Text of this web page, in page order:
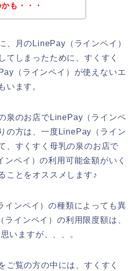
も・・・
、月のLinePay（ラインペイ）
てしまったために、すくすく
（ラインペイ）が使えないエ
います。
泉のお店でLinePay（ラインペ
の方は、一度LinePay（ライン
、すくすく母乳の泉のお店で
ペイ）の利用可能金額がいく
ことをオススメします♪
インペイ）の種類によっても異
インペイ）の利用限度額は、
いますが、、、。
ご覧の方の中には、すくすく